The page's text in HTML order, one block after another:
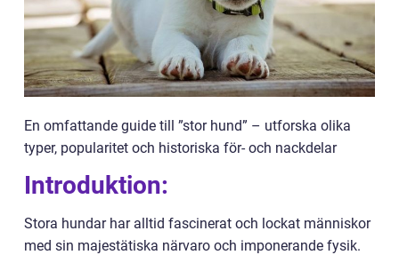
En omfattande guide till ”stor hund” – utforska olika
typer, popularitet och historiska för- och nackdelar
Introduktion:
Stora hundar har alltid fascinerat och lockat människor
med sin majestätiska närvaro och imponerande fysik.